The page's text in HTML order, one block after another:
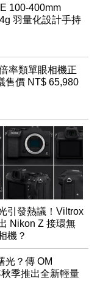
100-400mm
羽量化設計手持
率類單眼相機正
售價 NT$ 65,980
引發熱議！Viltrox
Nikon Z 接環無
機？
光？傳 OM
季推出全新輕量